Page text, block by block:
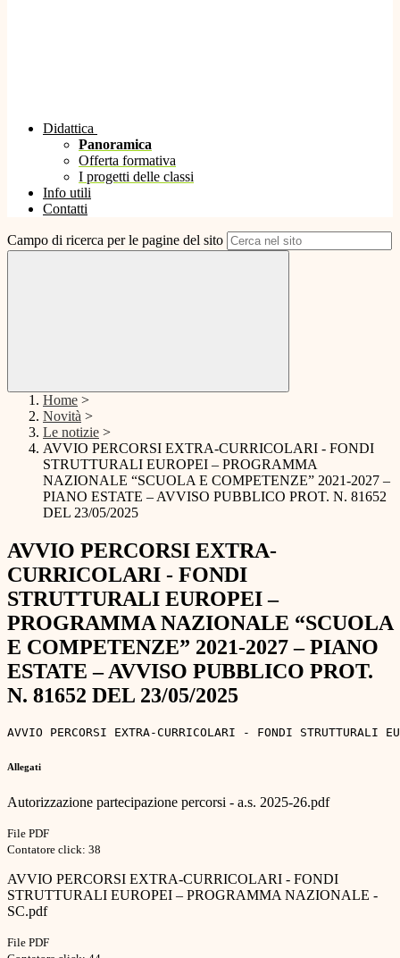
Didattica
Panoramica
Offerta formativa
I progetti delle classi
Info utili
Contatti
Campo di ricerca per le pagine del sito
Home >
Novità >
Le notizie >
AVVIO PERCORSI EXTRA-CURRICOLARI - FONDI
STRUTTURALI EUROPEI – PROGRAMMA
NAZIONALE “SCUOLA E COMPETENZE” 2021-2027 –
PIANO ESTATE – AVVISO PUBBLICO PROT. N. 81652
DEL 23/05/2025
AVVIO PERCORSI EXTRA-
CURRICOLARI - FONDI
STRUTTURALI EUROPEI –
PROGRAMMA NAZIONALE “SCUOLA
E COMPETENZE” 2021-2027 – PIANO
ESTATE – AVVISO PUBBLICO PROT.
N. 81652 DEL 23/05/2025
AVVIO PERCORSI EXTRA-CURRICOLARI - FONDI
Allegati
Autorizzazione partecipazione percorsi - a.s. 2025-26.pdf
File PDF
Contatore click: 38
AVVIO PERCORSI EXTRA-CURRICOLARI - FONDI
STRUTTURALI EUROPEI – PROGRAMMA NAZIONALE -
SC.pdf
File PDF